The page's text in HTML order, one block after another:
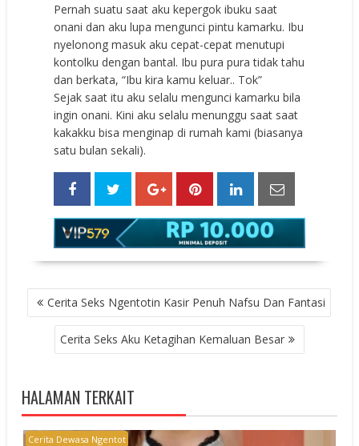
Pernah suatu saat aku kepergok ibuku saat
onani dan aku lupa mengunci pintu kamarku. Ibu
nyelonong masuk aku cepat-cepat menutupi
kontolku dengan bantal. Ibu pura pura tidak tahu
dan berkata, “Ibu kira kamu keluar.. Tok”
Sejak saat itu aku selalu mengunci kamarku bila
ingin onani. Kini aku selalu menunggu saat saat
kakakku bisa menginap di rumah kami (biasanya
satu bulan sekali).
POST
NAVIGATION
Cerita Seks Ngentotin Kasir Penuh Nafsu Dan Fantasi
Cerita Seks Aku Ketagihan Kemaluan Besar
HALAMAN TERKAIT
Cerita Dewasa Ngentot